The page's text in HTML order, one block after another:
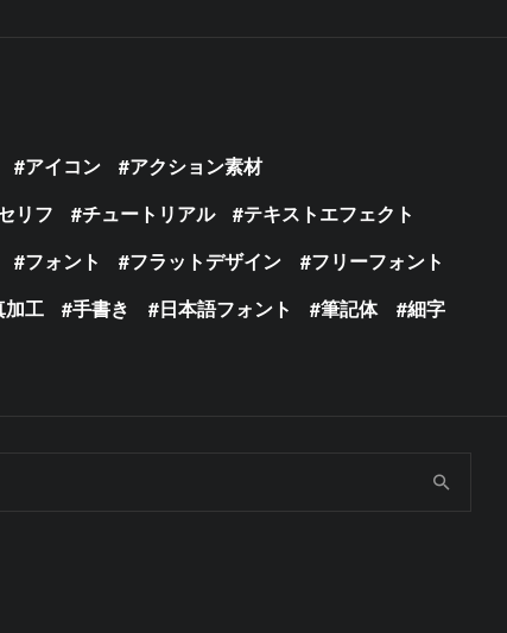
アイコン
アクション素材
リフ チュートリアル
テキストエフェクト
フォント フラットデザイン
フリーフォント
加工 手書き 日本語フォント 筆記体
細字